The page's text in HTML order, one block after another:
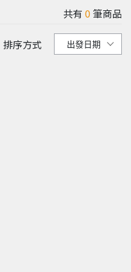
共有 0筆商品
排序方式